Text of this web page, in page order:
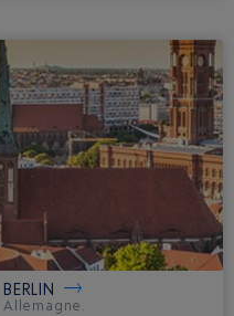
BERLIN
Allemagne.